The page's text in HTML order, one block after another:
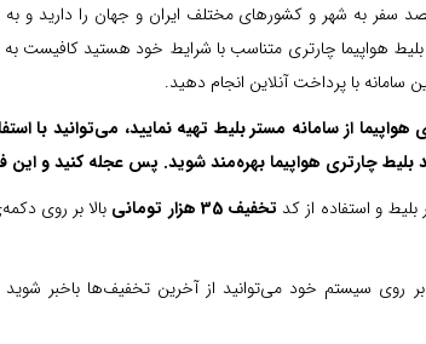
سفر به شهر و کشورهای مختلف ایران و جهان را دارید و
هواپیما چارتری متناسب با شرایط خود هستید کافیست
سامانه با پرداخت آنلاین انجام دهید.
چارتری هواپیما بهره‌مند شوید. پس عجله کنید و
و استفاده از کد تخفیف 35 هزار تومانی بالا بر روی
بر روی سیستم خود می‌توانید از آخرین تخفیف‌ها باخبر